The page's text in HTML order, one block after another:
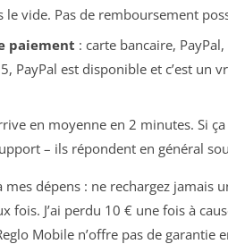
le vide. Pas de remboursement
paiement : carte bancaire,
PayPal est disponible et c’est un
en moyenne en 2 minutes. Si ça
– ils répondent en général
mes dépens : ne rechargez jamais
fois. J’ai perdu 10 € une fois à
Mobile n’offre pas de garantie